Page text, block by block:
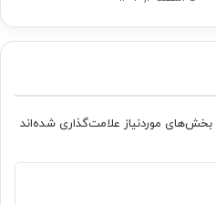
بخش‌های موردنیاز علامت‌گذاری شده‌اند